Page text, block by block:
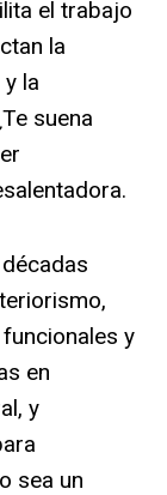
el trabajo
la
la
suena
y
en
y
sea un